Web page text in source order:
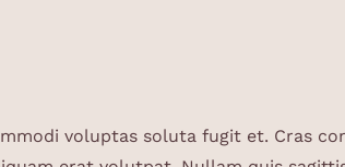
voluptas soluta fugit et. Cras